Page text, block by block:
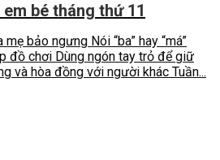
bé tháng thứ 11
bảo ngưng Nói “ba” hay “má”
đồ chơi Dùng ngón tay trỏ để giữ
và hòa đồng với người khác Tuần...